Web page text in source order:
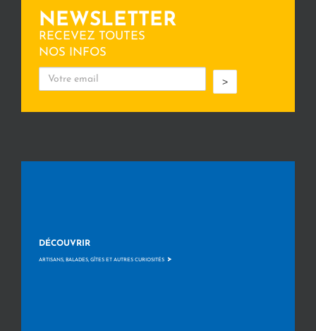
NEWSLETTER
RECEVEZ TOUTES
NOS INFOS
>
DÉCOUVRIR
ARTISANS, BALADES, GÎTES ET AUTRES CURIOSITÉS >